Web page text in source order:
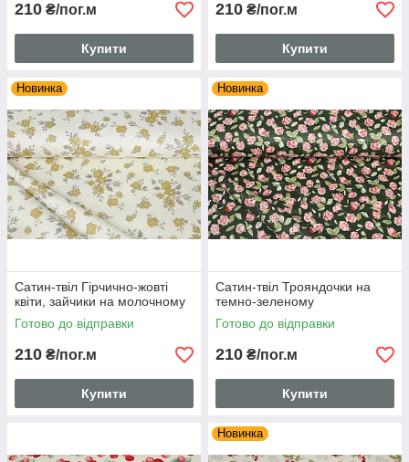
210 ₴/пог.м
Купити
210 ₴/пог.м
Купити
Новинка
Сатин-твіл Гірчично-жовті
квіти, зайчики на молочному
Готово до відправки
210 ₴/пог.м
Купити
Новинка
Сатин-твіл Трояндочки на
темно-зеленому
Готово до відправки
210 ₴/пог.м
Купити
Новинка